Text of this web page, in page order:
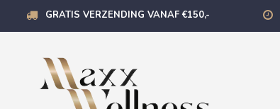
GRATIS VERZENDING VANAF €150,-